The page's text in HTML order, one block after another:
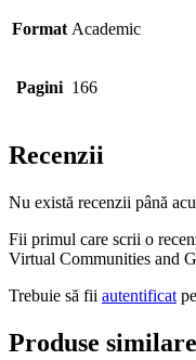
Format Academic
Pagini 166
Recenzii
Nu există recenzii până
Fii primul care scrii o
Virtual Communities and
Trebuie să fii autentificat
Produse similare